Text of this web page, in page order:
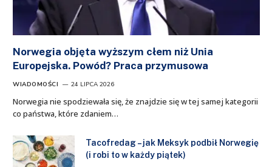
Norwegia objęta wyższym cłem niż Unia
Europejska. Powód? Praca przymusowa
WIADOMOŚCI 24 LIPCA 2026
Norwegia nie spodziewała się, że znajdzie się w tej samej kategorii
co państwa, które zdaniem…
Tacofredag – jak Meksyk podbił Norwegię
(i robi to w każdy piątek)